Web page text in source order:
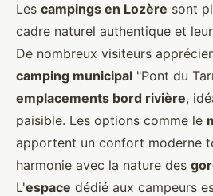
Les campings en Lozère sont
cadre naturel authentique et
De nombreux visiteurs
camping municipal "Pont du
emplacements bord rivière,
paisible. Les options comme le
apportent un confort moderne
harmonie avec la nature des
L'espace dédié aux campeurs